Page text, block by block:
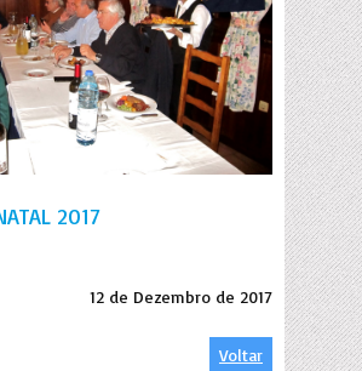
2017
12 de Dezembro de 2017
Voltar